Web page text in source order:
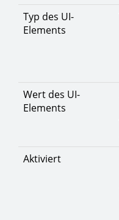
Typ des UI-
Elements
Wert des UI-
Elements
Aktiviert